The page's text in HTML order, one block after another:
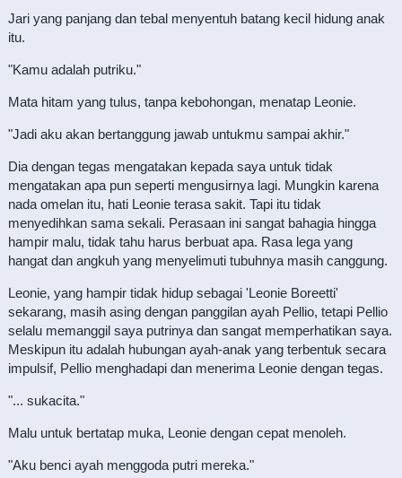
Jari yang panjang dan tebal menyentuh batang kecil hidung anak
itu.
"Kamu adalah putriku."
Mata hitam yang tulus, tanpa kebohongan, menatap Leonie.
"Jadi aku akan bertanggung jawab untukmu sampai akhir."
Dia dengan tegas mengatakan kepada saya untuk tidak
mengatakan apa pun seperti mengusirnya lagi. Mungkin karena
nada omelan itu, hati Leonie terasa sakit. Tapi itu tidak
menyedihkan sama sekali. Perasaan ini sangat bahagia hingga
hampir malu, tidak tahu harus berbuat apa. Rasa lega yang
hangat dan angkuh yang menyelimuti tubuhnya masih canggung.
Leonie, yang hampir tidak hidup sebagai 'Leonie Boreetti'
sekarang, masih asing dengan panggilan ayah Pellio, tetapi Pellio
selalu memanggil saya putrinya dan sangat memperhatikan saya.
Meskipun itu adalah hubungan ayah-anak yang terbentuk secara
impulsif, Pellio menghadapi dan menerima Leonie dengan tegas.
"... sukacita."
Malu untuk bertatap muka, Leonie dengan cepat menoleh.
"Aku benci ayah menggoda putri mereka."